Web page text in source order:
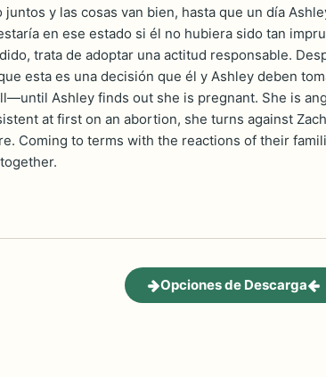
y las cosas van bien, hasta que un día
en ese estado si él no hubiera sido tan
trata de adoptar una actitud responsable.
esta es una decisión que él y Ashley deben
Ashley finds out she is pregnant. She is
at first on an abortion, she turns against
Coming to terms with the reactions of their
Opciones de Descarga